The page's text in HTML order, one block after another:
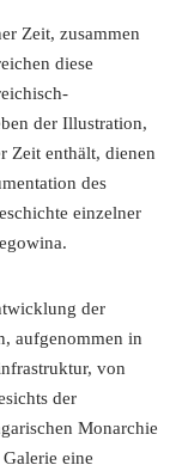
Zeit, zusammen
diese
der Illustration,
Zeit enthält, dienen
des
einzelner
der
aufgenommen in
von
der
Monarchie
eine